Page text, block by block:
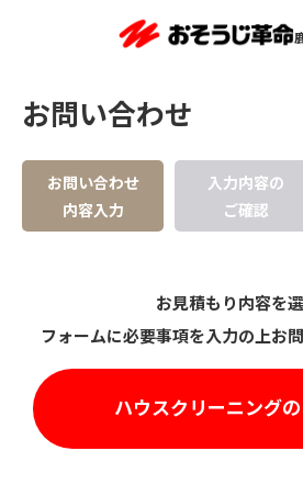
お問い合わせ
お問い合わせ
内容入力
入力内容の
ご確認
お見積もり内容を
フォームに必要事項を入力の上お
ハウスクリーニング